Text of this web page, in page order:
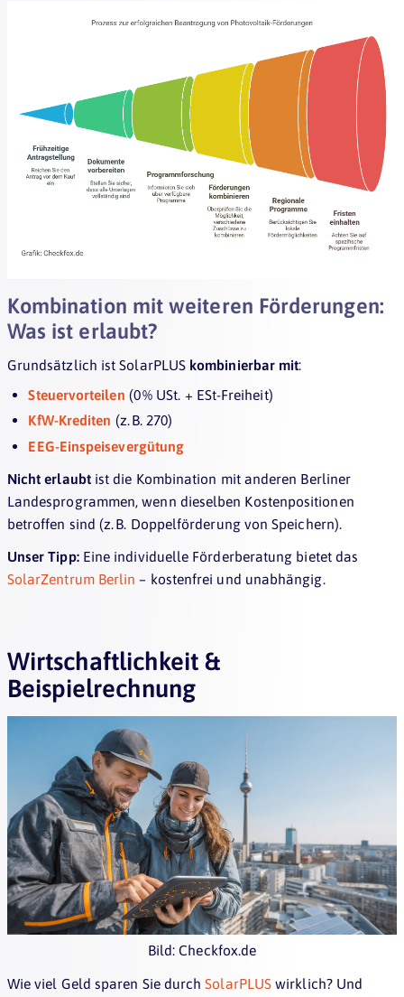
Kombination mit weiteren Förderungen:
Was ist erlaubt?
Grundsätzlich ist SolarPLUS kombinierbar mit:
Steuervorteilen (0 % USt. + ESt-Freiheit)
KfW-Krediten (z. B. 270)
EEG-Einspeisevergütung
Nicht erlaubtist die Kombination mit anderen Berliner
Landesprogrammen, wenn dieselben Kostenpositionen
betroffen sind (z. B. Doppelförderung von Speichern).
Unser Tipp: Eine individuelle Förderberatung bietet das
SolarZentrum Berlin – kostenfrei und unabhängig.
Wirtschaftlichkeit &
Beispielrechnung
Bild: Checkfox.de
Wie viel Geld sparen Sie durchSolarPLUS wirklich? Und